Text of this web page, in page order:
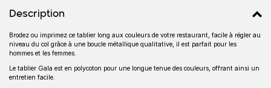
Détails produits
Description
Description
Brodez ou imprimez ce tablier long aux couleurs de votre restaurant, facile à régler au
niveau du col grâce à une boucle métallique qualitative, il est parfait pour les
hommes et les femmes.
Le tablier Gala est en polycoton pour une longue tenue des couleurs, offrant ainsi un
entretien facile.